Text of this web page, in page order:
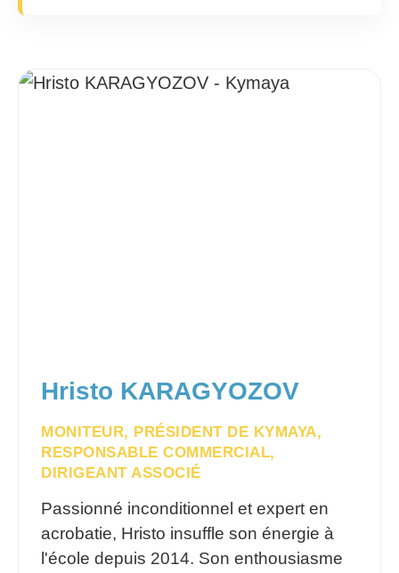
Hristo KARAGYOZOV
MONITEUR, PRÉSIDENT DE KYMAYA,
RESPONSABLE COMMERCIAL,
DIRIGEANT ASSOCIÉ
Passionné inconditionnel et expert en
acrobatie, Hristo insuffle son énergie à
l'école depuis 2014. Son enthousiasme